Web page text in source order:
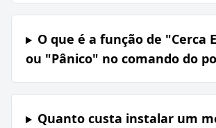
O que é a função de "Cerca
ou "Pânico" no comando do
Quanto custa instalar um